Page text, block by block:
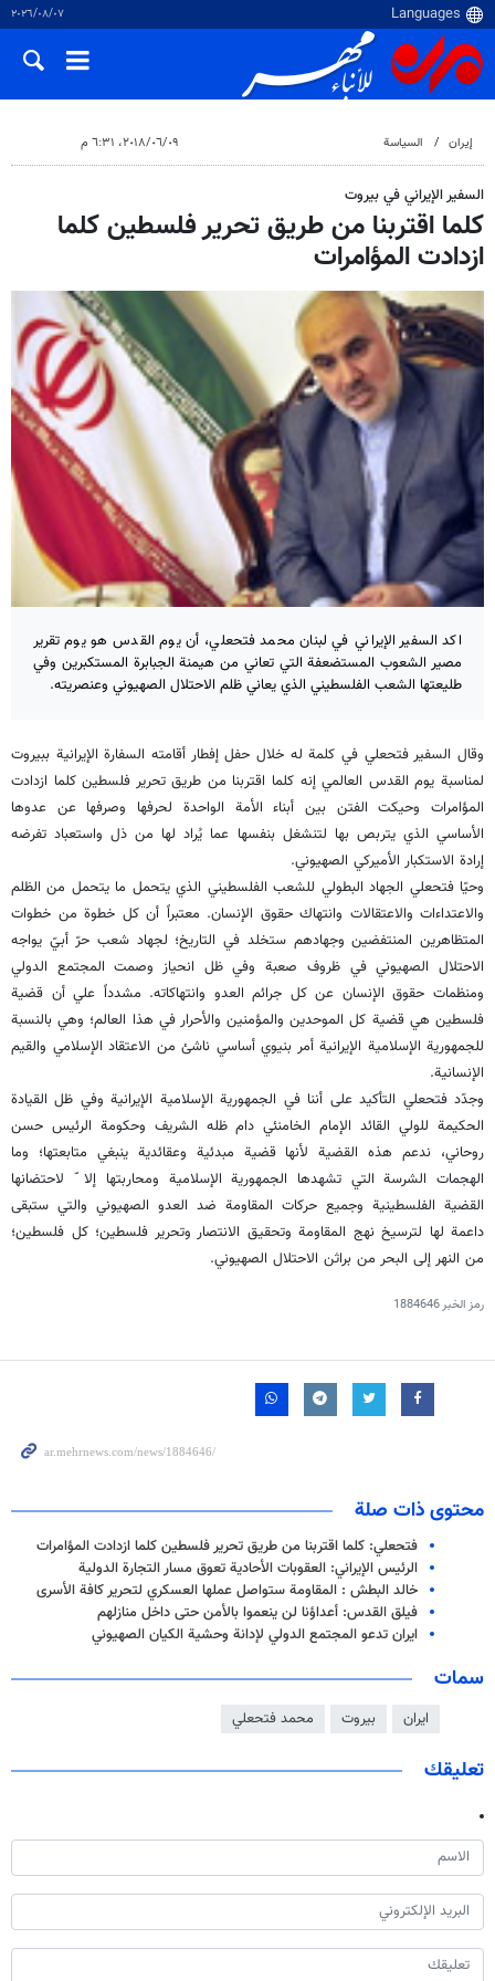
٠٧‏/٠٨‏/٢٠٢٦
إيران السياسة ٠٩‏/٠٦‏/٢٠١٨، ٦:٣١ م
السفير الإيراني في بيروت
كلما اقتربنا من طريق تحرير فلسطين كلما
ازدادت المؤامرات
اكد السفير الإيراني في لبنان محمد فتحعلي، أن يوم القدس هو يوم تقرير
مصير الشعوب المستضعفة التي تعاني من هيمنة الجبابرة المستكبرين وفي
طليعتها الشعب الفلسطيني الذي يعاني ظلم الاحتلال الصهيوني وعنصريته.
وقال السفير فتحعلي في كلمة له خلال حفل إفطار أقامته السفارة الإيرانية ببيروت
لمناسبة يوم القدس العالمي إنه كلما اقتربنا من طريق تحرير فلسطين كلما ازدادت
المؤامرات وحيكت الفتن بين أبناء الأمة الواحدة لحرفها وصرفها عن عدوها
الأساسي الذي يتربص بها لتنشغل بنفسها عما يُراد لها من ذل واستعباد تفرضه
إرادة الاستكبار الأميركي الصهيوني.
وحيّا فتحعلي الجهاد البطولي للشعب الفلسطيني الذي يتحمل ما يتحمل من الظلم
والاعتداءات والاعتقالات وانتهاك حقوق الإنسان. معتبراً أن كل خطوة من خطوات
المتظاهرين المنتفضين وجهادهم ستخلد في التاريخ؛ لجهاد شعب حرّ أبيّ يواجه
الاحتلال الصهيوني في ظروف صعبة وفي ظل انحياز وصمت المجتمع الدولي
ومنظمات حقوق الإنسان عن كل جرائم العدو وانتهاكاته. مشدداً علي أن قضية
فلسطين هي قضية كل الموحدين والمؤمنين والأحرار في هذا العالم؛ وهي بالنسبة
للجمهورية الإسلامية الإيرانية أمر بنيوي أساسي ناشئ من الاعتقاد الإسلامي والقيم
الإنسانية.
وجدّد فتحعلي التأكيد على أننا في الجمهورية الإسلامية الإيرانية وفي ظل القيادة
الحكيمة للولي القائد الإمام الخامنئي دام ظله الشريف وحكومة الرئيس حسن
روحاني، ندعم هذه القضية لأنها قضية مبدئية وعقائدية ينبغي متابعتها؛ وما
الهجمات الشرسة التي تشهدها الجمهورية الإسلامية ومحاربتها إلا ّ لاحتضانها
القضية الفلسطينية وجميع حركات المقاومة ضد العدو الصهيوني والتي ستبقى
داعمة لها لترسيخ نهج المقاومة وتحقيق الانتصار وتحرير فلسطين؛ كل فلسطين؛
من النهر إلى البحر من براثن الاحتلال الصهيوني.
رمز الخبر1884646
محتوى ذات صلة
فتحعلي: كلما اقتربنا من طريق تحرير فلسطين كلما ازدادت المؤامرات
الرئيس الإيراني: العقوبات الأحادية تعوق مسار التجارة الدولية
خالد البطش : المقاومة ستواصل عملها العسكري لتحرير كافة الأسرى
فيلق القدس: أعداؤنا لن ينعموا بالأمن حتى داخل منازلهم
ايران تدعو المجتمع الدولي لإدانة وحشية الكيان الصهيوني
سمات
ايران بيروت محمد فتحعلي
تعليقك